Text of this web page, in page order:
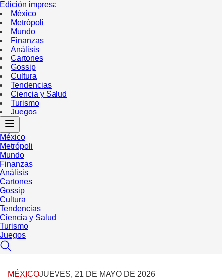
Edición impresa
México
Metrópoli
Mundo
Finanzas
Análisis
Cartones
Gossip
Cultura
Tendencias
Ciencia y Salud
Turismo
Juegos
México
Metrópoli
Mundo
Finanzas
Análisis
Cartones
Gossip
Cultura
Tendencias
Ciencia y Salud
Turismo
Juegos
MÉXICOJUEVES, 21 DE MAYO DE 2026